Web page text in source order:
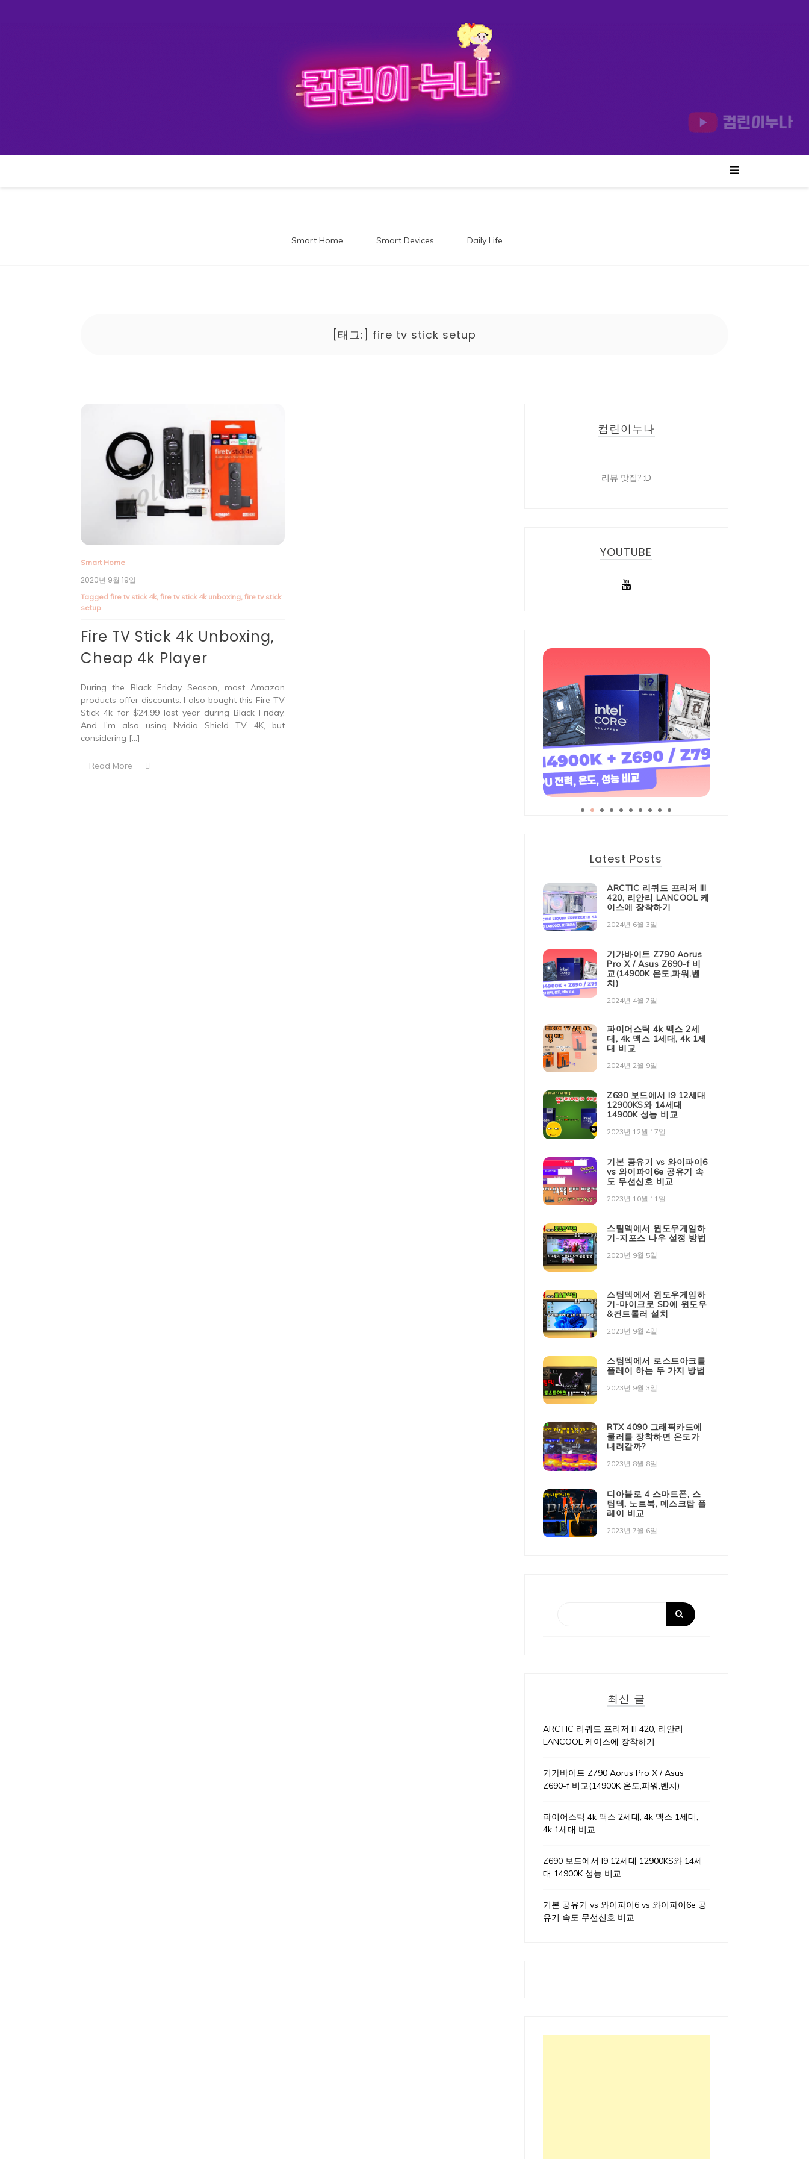
컴린이누나
Smart Home Smart Devices Daily Life
[태그:] fire tv stick setup
Smart Home
2020년 9월 19일
Taggedfire tv stick 4k,fire tv stick 4k unboxing,fire tv stick
setup
Fire TV Stick 4k Unboxing,
Cheap 4k Player
During the Black Friday Season, most Amazon
products offer discounts. I also bought this Fire TV
Stick 4k for $24.99 last year during Black Friday.
And I’m also using Nvidia Shield TV 4K, but
considering […]
Read More
컴린이누나
리뷰 맛집? :D
YOUTUBE
Latest Posts
ARCTIC 리퀴드 프리저 III
420, 리안리 LANCOOL 케
이스에 장착하기
2024년 6월 3일
기가바이트 Z790 Aorus
Pro X / Asus Z690-f 비
교(14900K 온도,파워,벤
치)
2024년 4월 7일
파이어스틱 4k 맥스 2세
대, 4k 맥스 1세대, 4k 1세
대 비교
2024년 2월 9일
Z690 보드에서 I9 12세대
12900KS와 14세대
14900K 성능 비교
2023년 12월 17일
기본 공유기 vs 와이파이6
vs 와이파이6e 공유기 속
도 무선신호 비교
2023년 10월 11일
스팀덱에서 윈도우게임하
기-지포스 나우 설정 방법
2023년 9월 5일
스팀덱에서 윈도우게임하
기-마이크로 SD에 윈도우
&컨트롤러 설치
2023년 9월 4일
스팀덱에서 로스트아크를
플레이 하는 두 가지 방법
2023년 9월 3일
RTX 4090 그래픽카드에
쿨러를 장착하면 온도가
내려갈까?
2023년 8월 8일
디아블로 4 스마트폰, 스
팀덱, 노트북, 데스크탑 플
레이 비교
2023년 7월 6일
최신 글
ARCTIC 리퀴드 프리저 III 420, 리안리
LANCOOL 케이스에 장착하기
기가바이트 Z790 Aorus Pro X / Asus
Z690-f 비교(14900K 온도,파워,벤치)
파이어스틱 4k 맥스 2세대, 4k 맥스 1세대,
4k 1세대 비교
Z690 보드에서 I9 12세대 12900KS와 14세
대 14900K 성능 비교
기본 공유기 vs 와이파이6 vs 와이파이6e 공
유기 속도 무선신호 비교